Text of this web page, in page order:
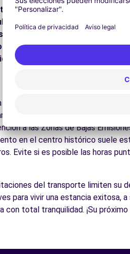
Pasee por las calles del
naturales:
Disfrute de los
Explore los lugares de interés
locales:
Descubra la
para
es accesible para todos los
adecuadas Como en todas
a las Zonas de Bajas
en el centro histórico suele
Evite si es posible las horas
del transporte limiten su
para vivir una estancia exitosa,
con total tranquilidad. ¡Su